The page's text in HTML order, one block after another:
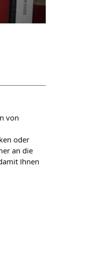
von
oder
an die
Ihnen